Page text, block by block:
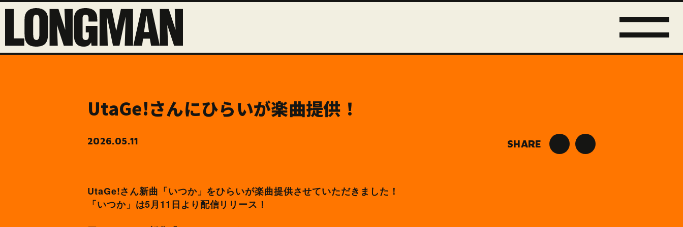
UtaGe!さんにひらいが楽曲提供！
2026.05.11 SHARE
UtaGe!さん新曲「いつか」をひらいが楽曲提供させていただきました！
「いつか」は5月11日より配信リリース！